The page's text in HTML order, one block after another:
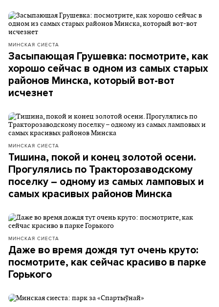
МИНСКАЯ СИЕСТА
Засыпающая Грушевка: посмотрите, как
хорошо сейчас в одном из самых старых
районов Минска, который вот-вот
исчезнет
МИНСКАЯ СИЕСТА
Тишина, покой и конец золотой осени.
Прогулялись по Тракторозаводскому
поселку – одному из самых ламповых и
самых красивых районов Минска
МИНСКАЯ СИЕСТА
Даже во время дождя тут очень круто:
посмотрите, как сейчас красиво в парке
Горького